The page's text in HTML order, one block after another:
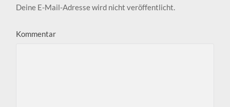
Deine E-Mail-Adresse wird nicht veröffentlicht.
Kommentar